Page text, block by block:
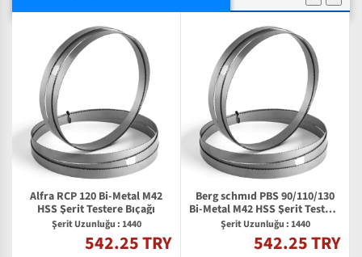
Alfra RCP 120 Bi-Metal M42
HSS Şerit Testere Bıçağı
Şerit Uzunluğu : 1440
542.25 TRY
Berg schmıd PBS 90/110/130
Bi-Metal M42 HSS Şerit Testere
Bıçağı
Şerit Uzunluğu : 1440
542.25 TRY